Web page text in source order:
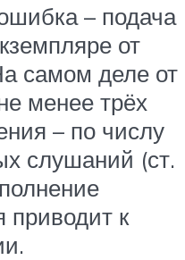
– подача
от
самом деле от
менее трёх
– по числу
слушаний (ст.
приводит к